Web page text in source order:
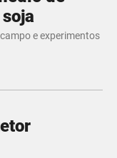
e experimentos